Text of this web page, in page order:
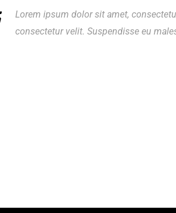
Lorem ipsum dolor sit amet,
consectetur velit. Suspendisse eu